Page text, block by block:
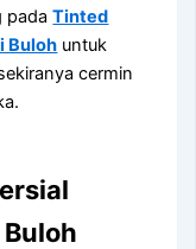
padaTinted
Buloh untuk
cermin